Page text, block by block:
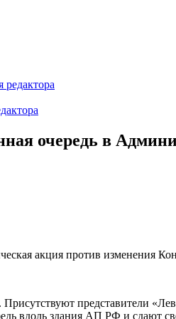
очередь в
акция против изменения
представители
вдоль здания АП РФ и сдают